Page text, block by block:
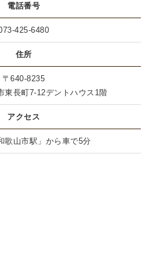
電話番号
425-6480
住所
〒640-8235
東長町7-12デントハウス1階
アクセス
歌山市駅」から車で5分